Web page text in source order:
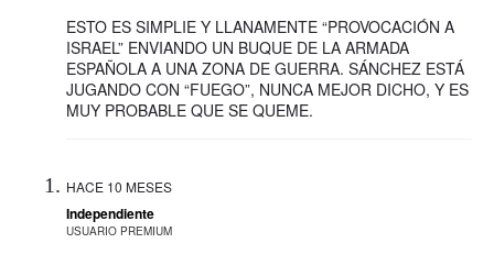
ESTO ES SIMPLIE Y LLANAMENTE “PROVOCACIÓN A
ISRAEL” ENVIANDO UN BUQUE DE LA ARMADA
ESPAÑOLA A UNA ZONA DE GUERRA. SÁNCHEZ ESTÁ
JUGANDO CON “FUEGO”, NUNCA MEJOR DICHO, Y ES
MUY PROBABLE QUE SE QUEME.
HACE 10 MESES
Independiente
USUARIO PREMIUM